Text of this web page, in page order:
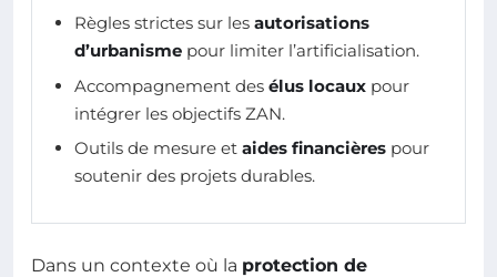
Règles strictes sur les autorisations
d’urbanisme pour limiter l’artificialisation.
Accompagnement des élus locaux pour
intégrer les objectifs ZAN.
Outils de mesure et aides financières pour
soutenir des projets durables.
Dans un contexte où la protection de